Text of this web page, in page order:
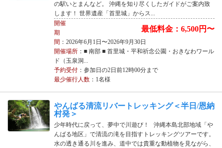
の駅いとまんなど。 沖縄を知り尽くしたガイドがご案内致
します！ 世界遺産「首里城」からス...
最低料金：6,500円〜
開催
期
間 ：2026年6月1日〜2026年9月30日
開催場所：■ 南部 ■ 首里城・平和祈念公園・おきなわワール
ド（玉泉洞...
予約受付：参加日の2日前12時00分まで
最少催行人数：1名様
やんばる清流リバートレッキング＜半日/恩納
村発＞
少年時代に戻って、夢中で川遊び！ 沖縄本島北部地域「や
んばる地区」で清流の滝を目指すトレッキングツアーです。
水の透き通る川を進み、道中では貴重な動植物を見ながら、